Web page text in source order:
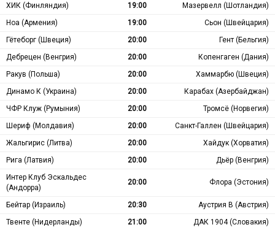
ХИК (Финляндия)
19:00
Мазервелл (Шотландия)
Ноа (Армения)
19:00
Сьон (Швейцария)
Гётеборг (Швеция)
20:00
Гент (Бельгия)
Дебрецен (Венгрия)
20:00
Копенгаген (Дания)
Ракув (Польша)
20:00
Хаммарбю (Швеция)
Динамо К (Украина)
20:00
Карабах (Азербайджан)
ЧФР Клуж (Румыния)
20:00
Тромсё (Норвегия)
Шериф (Молдавия)
20:00
Санкт-Галлен (Швейцария)
Жальгирис (Литва)
20:00
Хайдук (Хорватия)
Рига (Латвия)
20:00
Дьёр (Венгрия)
Интер Клуб Эскальдес
(Андорра)
20:00 Флора (Эстония)
Бейтар (Израиль) 20:30
Аустрия В (Австрия)
Твенте (Нидерланды)
21:00
ДАК 1904 (Словакия)